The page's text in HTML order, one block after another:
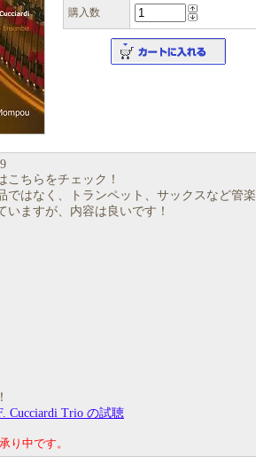
購入数
こちらをチェック！
ではなく、トランペット、サックスなど管楽
いますが、内容は良いです！
Cucciardi Trio の試聴
り中です。